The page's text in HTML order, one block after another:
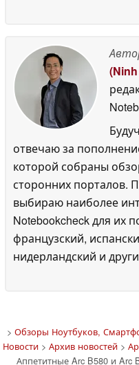
отвечаю за
которой собраны
сторонних порталов.
выбираю наиболее
Notebookcheck для их
французский,
нидерландский и
> Обзоры Ноутбуков,
Новости> Архив новостей>
Аппетитные Arc B580 и Arc